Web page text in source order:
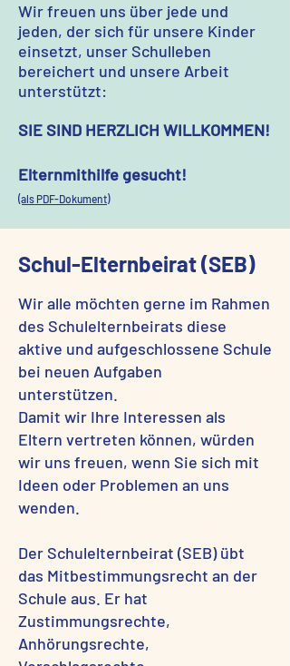
Wir freuen uns über jede und
jeden, der sich für unsere Kinder
einsetzt, unser Schulleben
bereichert und unsere Arbeit
unterstützt:
SIE SIND HERZLICH WILLKOMMEN!
Elternmithilfe gesucht!
(als PDF-Dokument)
Schul-Elternbeirat (SEB)
Wir alle möchten gerne im Rahmen
des Schulelternbeirats diese
aktive und aufgeschlossene Schule
bei neuen Aufgaben
unterstützen.
Damit wir Ihre Interessen als
Eltern vertreten können, würden
wir uns freuen, wenn Sie sich mit
Ideen oder Problemen an uns
wenden.
Der Schulelternbeirat (SEB) übt
das Mitbestimmungsrecht an der
Schule aus. Er hat
Zustimmungsrechte,
Anhörungsrechte,